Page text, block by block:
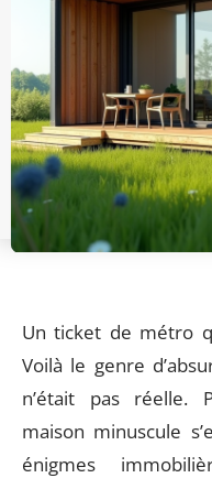
Un ticket de métro
Voilà le genre
n’était pas réelle.
maison minuscule
énigmes